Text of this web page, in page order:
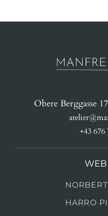
Obere Berggasse
+43 676
HARRO